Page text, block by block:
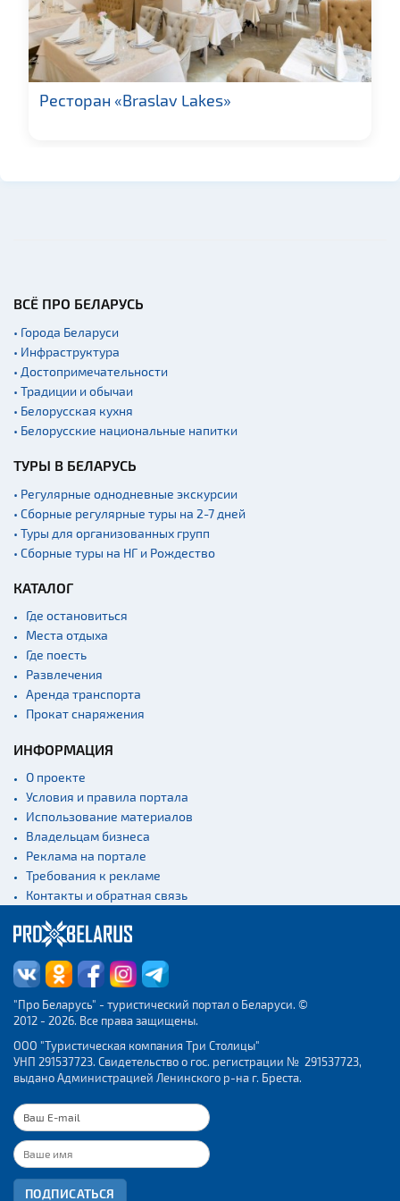
Памятники природы
Производства
Мастер-классы
Квесты
Национальные парки и
Концертные залы
Аэропорты
Железнодорожные
вокзалы
Речной транспорт и
Ресторан «Braslav Lakes»
ВСЁ ПРО БЕЛАРУСЬ
• Города Беларуси
• Инфраструктура
• Достопримечательности
• Традиции и обычаи
• Белорусская кухня
• Белорусские национальные напитки
ТУРЫ В БЕЛАРУСЬ
• Регулярные однодневные экскурсии
• Сборные регулярные туры на 2-7 дней
• Туры для организованных групп
• Сборные туры на НГ и Рождество
КАТАЛОГ
Где остановиться
Места отдыха
Где поесть
Развлечения
Аренда транспорта
Прокат снаряжения
ИНФОРМАЦИЯ
О проекте
Условия и правила портала
Использование материалов
Владельцам бизнеса
Реклама на портале
Требования к рекламе
Контакты и обратная связь
"Про Беларусь" - туристический портал о Беларуси. ©
2012 - 2026. Все права защищены.
ООО "Туристическая компания Три Столицы"
УНП 291537723. Свидетельство о гос. регистрации № 291537723,
выдано Администрацией Ленинского р-на г. Бреста.
ПОДПИСАТЬСЯ